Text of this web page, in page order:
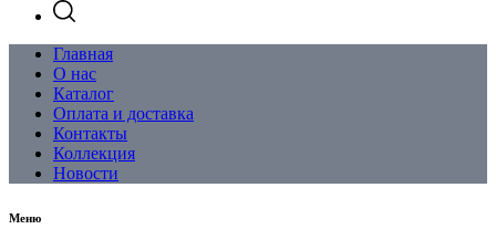
Главная
О нас
Каталог
Оплата и доставка
Контакты
Коллекция
Новости
Меню